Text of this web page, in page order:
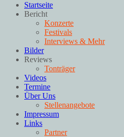
Startseite
Bericht
Konzerte
Festivals
Interviews & Mehr
Bilder
Reviews
Tonträger
Videos
Termine
Über Uns
Stellenangebote
Impressum
Links
Partner